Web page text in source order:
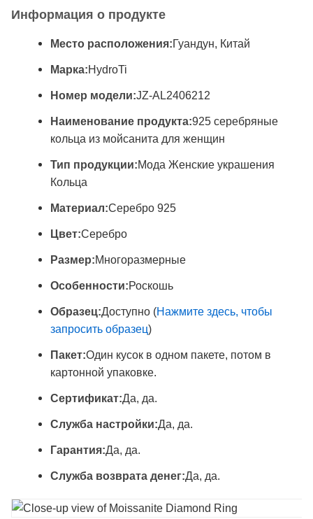
Информация о продукте
Место расположения:Гуандун, Китай
Марка:HydroTi
Номер модели:JZ-AL2406212
Наименование продукта:925 серебряные
кольца из мойсанита для женщин
Тип продукции:Мода Женские украшения
Кольца
Материал:Серебро 925
Цвет:Серебро
Размер:Многоразмерные
Особенности:Роскошь
Образец:Доступно (Нажмите здесь, чтобы
запросить образец)
Пакет:Один кусок в одном пакете, потом в
картонной упаковке.
Сертификат:Да, да.
Служба настройки:Да, да.
Гарантия:Да, да.
Служба возврата денег:Да, да.